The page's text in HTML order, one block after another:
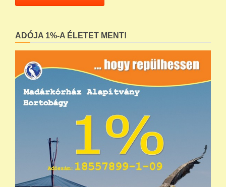
ADÓJA 1%-A ÉLETET MENT!